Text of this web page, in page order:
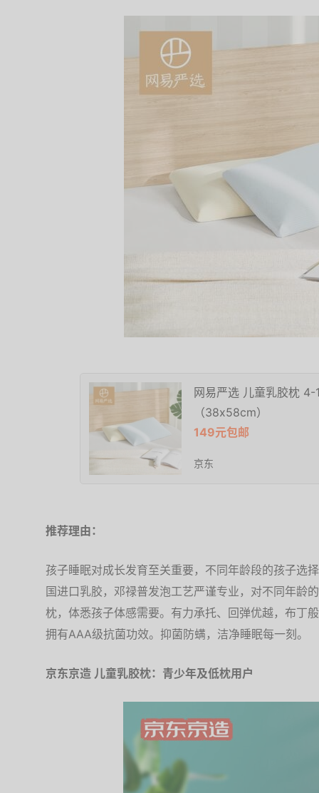
网易严选 儿童乳胶枕
（38x58cm）
149元包邮
京东
推荐理由：
孩子睡眠对成长发育至关重要，不同年龄段的孩子选
国进口乳胶，邓禄普发泡工艺严谨专业，对不同年龄
枕，体悉孩子体感需要。有力承托、回弹优越，布丁
拥有AAA级抗菌功效。抑菌防螨，洁净睡眠每一刻。
京东京造 儿童乳胶枕：青少年及低枕用户